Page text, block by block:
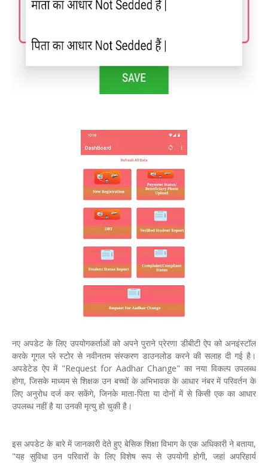
नए अपडेट के लिए उपयोगकर्ताओं को अपने पुराने प्रेरणा डीबीटी ऐप को अनइंस्टॉल
करके गूगल प्ले स्टोर से नवीनतम संस्करण डाउनलोड करने की सलाह दी गई है।
अपडेटेड ऐप में "Request for Aadhar Change" का नया विकल्प उपलब्ध
होगा, जिसके माध्यम से शिक्षक उन बच्चों के अभिभावक के आधार नंबर में परिवर्तन के
लिए अनुरोध दर्ज कर सकेंगे, जिनके माता-पिता या दोनों में से किसी एक का आधार
उपलब्ध नहीं है या उनकी मृत्यु हो चुकी है।
इस अपडेट के बारे में जानकारी देते हुए बेसिक शिक्षा विभाग के एक अधिकारी ने बताया,
"यह सुविधा उन परिवारों के लिए विशेष रूप से उपयोगी होगी, जहां अपरिहार्य